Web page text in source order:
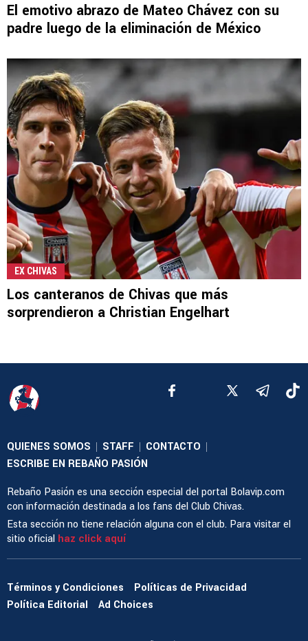
El emotivo abrazo de Mateo Chávez con su
padre luego de la eliminación de México
EX CHIVAS
Los canteranos de Chivas que más
sorprendieron a Christian Engelhart
QUIENES SOMOS | STAFF | CONTACTO |
ESCRIBE EN REBAÑO PASIÓN
Rebaño Pasión es una sección especial del portal Bolavip.com
con información destinada a los fans del Club Chivas.
Esta sección no tiene relación alguna con el club. Para visitar el
sitio oficial haz click aquí
Términos y Condiciones
Políticas de Privacidad
Política Editorial
Ad Choices